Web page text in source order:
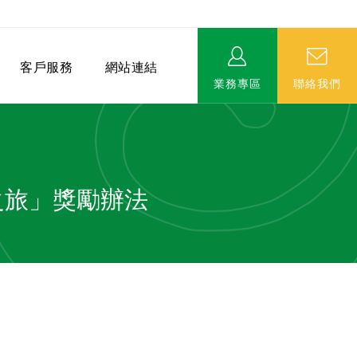
客戶服務 網站連結
業務專區 聯絡我們
」獎勵辦法